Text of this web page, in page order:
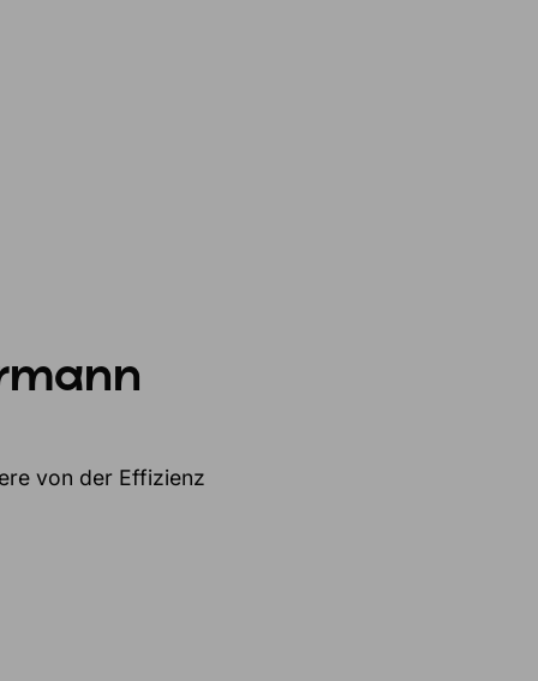
von der Effizienz